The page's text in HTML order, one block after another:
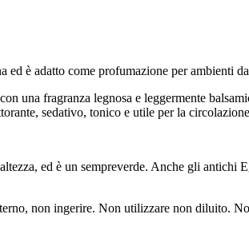
è adatto come profumazione per ambienti
fragranza legnosa e leggermente
sedativo, tonico e utile per la
ed è un sempreverde. Anche gli antichi
non ingerire. Non utilizzare non diluito.